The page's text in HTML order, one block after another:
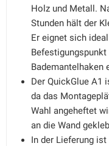
Holz und Metall.
Stunden hält der
Er eignet sich
Bademantelhaken
Der QuickGlue A1
da das
Wahl angeheftet
an die Wand
In der Lieferung ist